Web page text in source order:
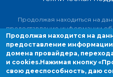
Продолжая находиться на
предоставление информации
провайдера, переходах с
Продолжая находится на
предоставление
домена провайдера,
и cookies.Нажимая кнопку
свою дееспособность, даю